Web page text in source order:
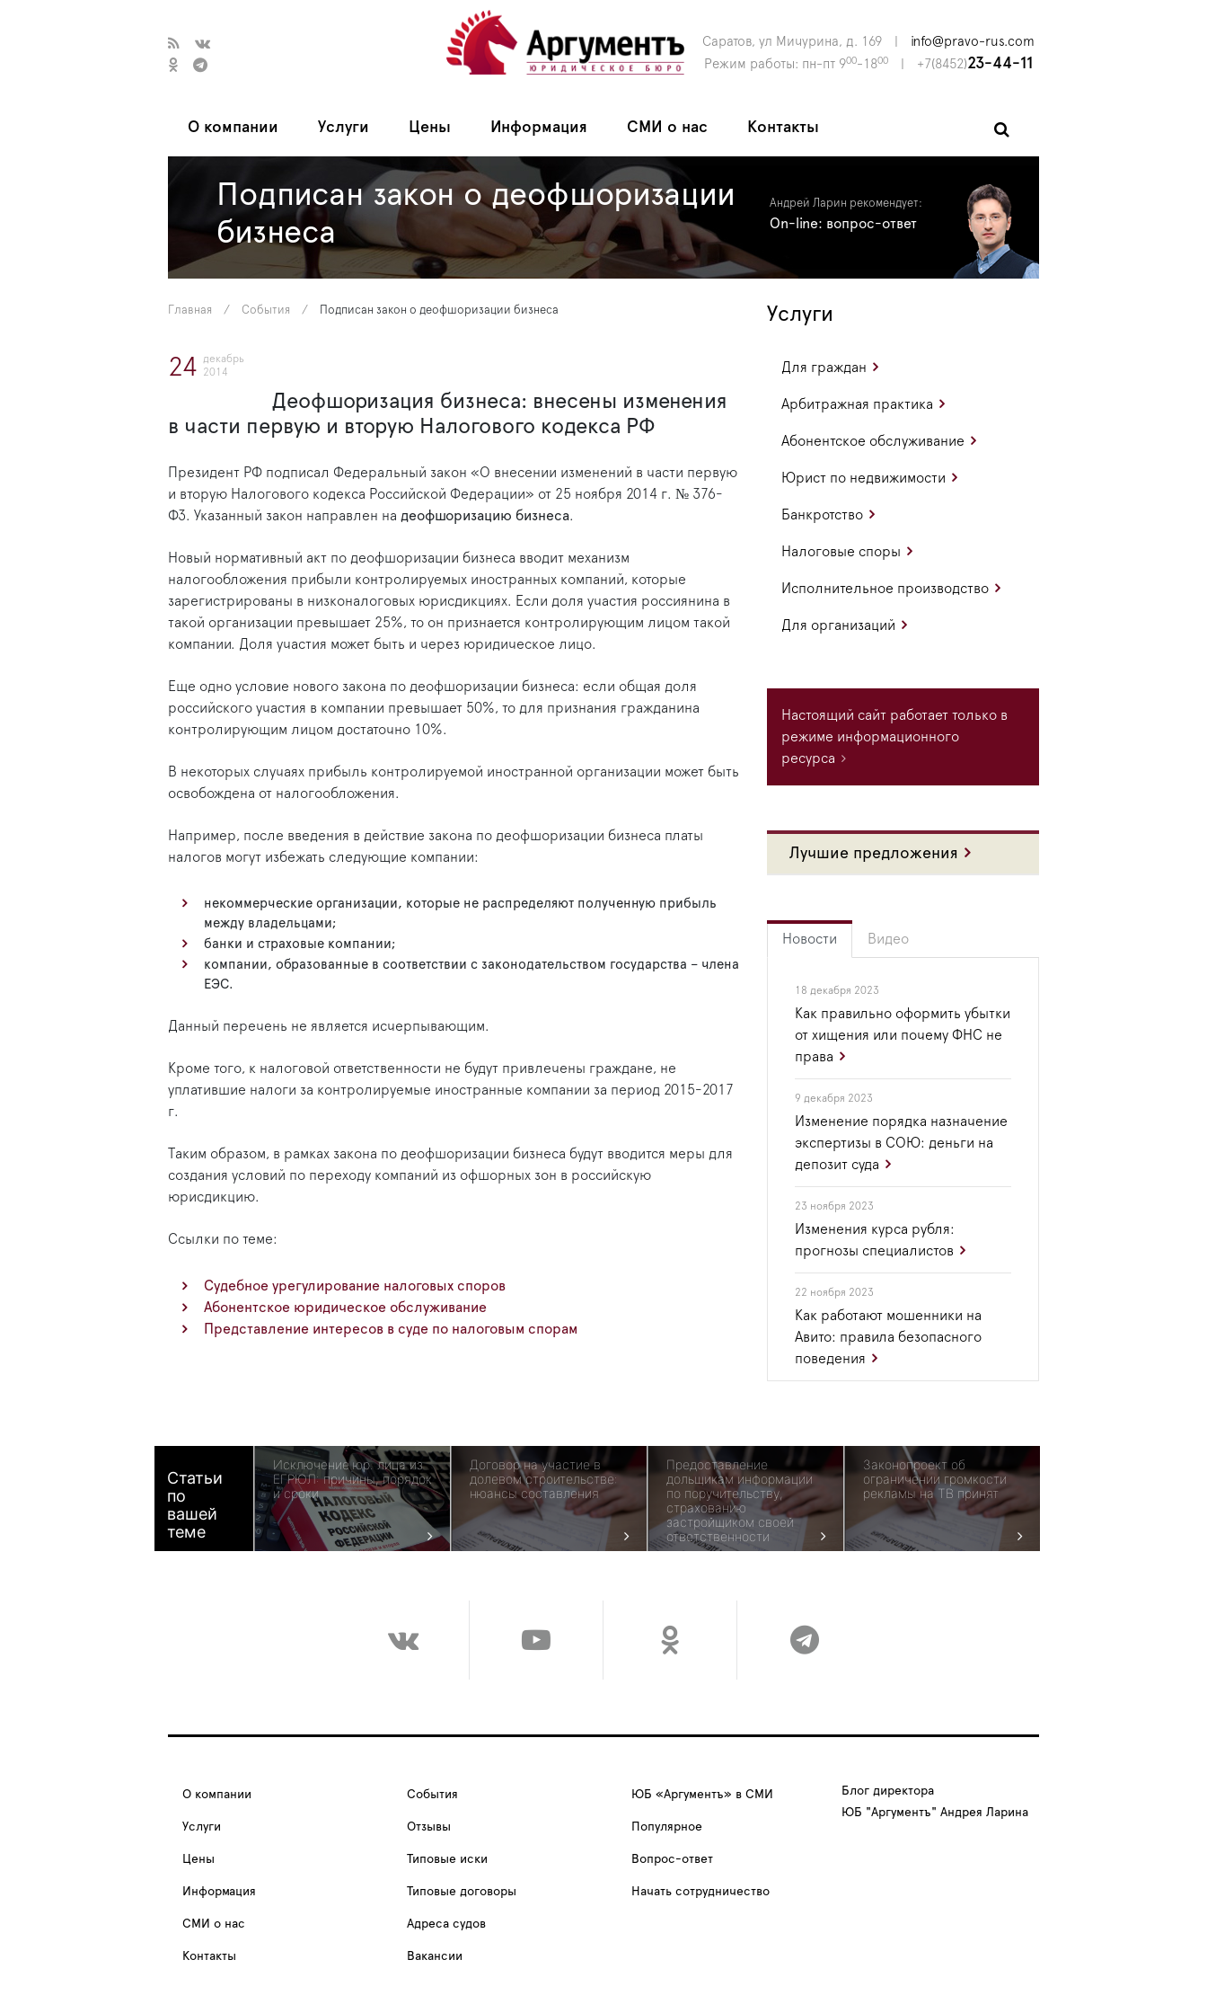
Саратов, ул Мичурина, д. 169
info@pravo-rus.com
Режим работы: пн-пт 900-1800 +7(8452)23-44-11
О компании Услуги Цены Информация СМИ о нас Контакты
Подписан закон о деофшоризации
бизнеса
Андрей Ларин рекомендует:
On-line: вопрос-ответ
Главная / События / Подписан закон о деофшоризации бизнеса
24
декабрь
2014
Деофшоризация бизнеса: внесены изменения
в части первую и вторую Налогового кодекса РФ
Президент РФ подписал Федеральный закон «О внесении изменений в части первую
и вторую Налогового кодекса Российской Федерации» от 25 ноября 2014 г. № 376-
ФЗ. Указанный закон направлен на деофшоризацию бизнеса.
Новый нормативный акт по деофшоризации бизнеса вводит механизм
налогообложения прибыли контролируемых иностранных компаний, которые
зарегистрированы в низконалоговых юрисдикциях. Если доля участия россиянина в
такой организации превышает 25%, то он признается контролирующим лицом такой
компании. Доля участия может быть и через юридическое лицо.
Еще одно условие нового закона по деофшоризации бизнеса: если общая доля
российского участия в компании превышает 50%, то для признания гражданина
контролирующим лицом достаточно 10%.
В некоторых случаях прибыль контролируемой иностранной организации может быть
освобождена от налогообложения.
Например, после введения в действие закона по деофшоризации бизнеса платы
налогов могут избежать следующие компании:
некоммерческие организации, которые не распределяют полученную прибыль
между владельцами;
банки и страховые компании;
компании, образованные в соответствии с законодательством государства – члена
ЕЭС.
Данный перечень не является исчерпывающим.
Кроме того, к налоговой ответственности не будут привлечены граждане, не
уплатившие налоги за контролируемые иностранные компании за период 2015-2017
г.
Таким образом, в рамках закона по деофшоризации бизнеса будут вводится меры для
создания условий по переходу компаний из офшорных зон в российскую
юрисдикцию.
Ссылки по теме:
Судебное урегулирование налоговых споров
Абонентское юридическое обслуживание
Представление интересов в суде по налоговым спорам
Услуги
Для граждан
Арбитражная практика
Абонентское обслуживание
Юрист по недвижимости
Банкротство
Налоговые споры
Исполнительное производство
Для организаций
Настоящий сайт работает только в
режиме информационного
ресурса
Лучшие предложения
Новости Видео
18 декабря 2023
Как правильно оформить убытки
от хищения или почему ФНС не
права
9 декабря 2023
Изменение порядка назначение
экспертизы в СОЮ: деньги на
депозит суда
23 ноября 2023
Изменения курса рубля:
прогнозы специалистов
22 ноября 2023
Как работают мошенники на
Авито: правила безопасного
поведения
Статьи
по
вашей
теме
Исключение юр. лица из
ЕГРЮЛ: причины, порядок
и сроки
Договор на участие в
долевом строительстве:
нюансы составления
Предоставление
дольщикам информации
по поручительству,
страхованию
застройщиком своей
ответственности
Законопроект об
ограничении громкости
рекламы на ТВ принят
О компании
Услуги
Цены
Информация
СМИ о нас
Контакты
События
Отзывы
Типовые иски
Типовые договоры
Адреса судов
Вакансии
ЮБ «Аргументъ» в СМИ
Популярное
Вопрос-ответ
Начать сотрудничество
Блог директора
ЮБ "Аргументъ" Андрея Ларина